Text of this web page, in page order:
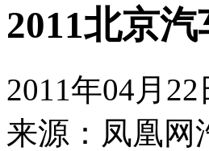
2011北京
2011年04月22
来源： 凤凰网